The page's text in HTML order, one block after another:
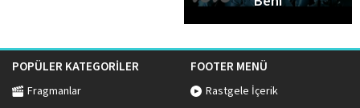
POPÜLER KATEGORİLER
Fragmanlar
FOOTER MENÜ
Rastgele İçerik